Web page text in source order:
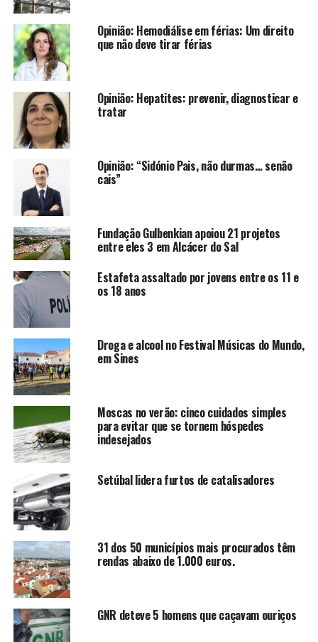
Opinião: Hemodiálise em férias: Um direito
que não deve tirar férias
Opinião: Hepatites: prevenir, diagnosticar e
tratar
Opinião: “Sidónio Pais, não durmas… senão
cais”
Fundação Gulbenkian apoiou 21 projetos
entre eles 3 em Alcácer do Sal
Estafeta assaltado por jovens entre os 11 e
os 18 anos
Droga e alcool no Festival Músicas do Mundo,
em Sines
Moscas no verão: cinco cuidados simples
para evitar que se tornem hóspedes
indesejados
Setúbal lidera furtos de catalisadores
31 dos 50 municípios mais procurados têm
rendas abaixo de 1.000 euros.
GNR deteve 5 homens que caçavam ouriços